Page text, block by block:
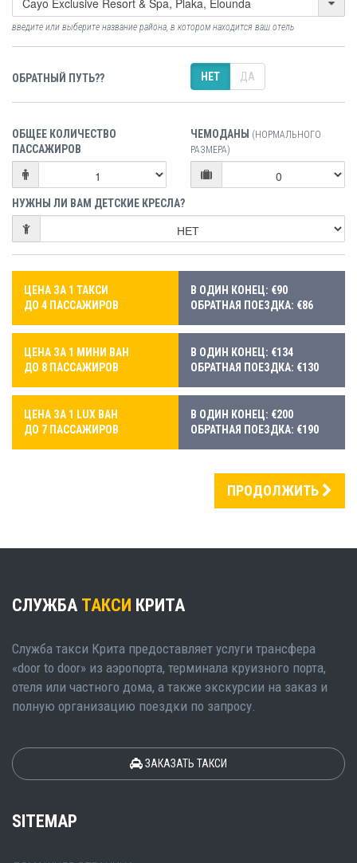
введите или выберите название района, в котором находится ваш отель
ОБРАТНЫЙ ПУТЬ?? НЕТ ДА
ОБЩЕЕ КОЛИЧЕСТВО
ПАССАЖИРОВ
ЧЕМОДАНЫ (НОРМАЛЬНОГО
РАЗМЕРА)
НУЖНЫ ЛИ ВАМ ДЕТСКИЕ КРЕСЛА?
ЦЕНА ЗА 1 ТАКСИ
ДО 4 ПАССАЖИРОВ
В ОДИН КОНЕЦ: €90
ОБРАТНАЯ ПОЕЗДКА: €86
ЦЕНА ЗА 1 МИНИ ВАН
ДО 8 ПАССАЖИРОВ
В ОДИН КОНЕЦ: €134
ОБРАТНАЯ ПОЕЗДКА: €130
ЦЕНА ЗА 1 LUX ВАН
ДО 7 ПАССАЖИРОВ
В ОДИН КОНЕЦ: €200
ОБРАТНАЯ ПОЕЗДКА: €190
ПРОДОЛЖИТЬ
СЛУЖБА ТАКСИ КРИТА
Служба такси Крита предоставляет услуги трансфера
«door to door» из аэропорта, терминала круизного порта,
отеля или частного дома, а также экскурсии на заказ и
полную организацию поездки по запросу.
ЗАКАЗАТЬ ТАКСИ
SITEMAP